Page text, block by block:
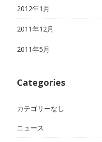
2012年1月
2011年12月
2011年5月
Categories
カテゴリーなし
ニュース